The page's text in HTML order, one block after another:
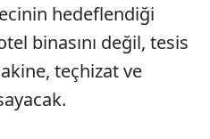
hedeflendiği
binasını değil, tesis
teçhizat ve